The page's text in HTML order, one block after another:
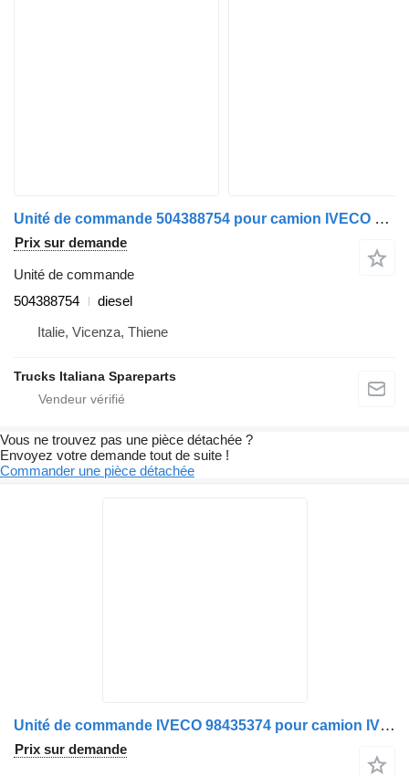
Unité de commande 504388754 pour camion IVECO TRAKKER 2013>
Prix sur demande
Unité de commande
504388754
diesel
Italie, Vicenza, Thiene
Trucks Italiana Spareparts
Vous ne trouvez pas une pièce détachée ?
Envoyez votre demande tout de suite !
Commander une pièce détachée
Unité de commande IVECO 98435374 pour camion IVECO EUROTECH
Prix sur demande